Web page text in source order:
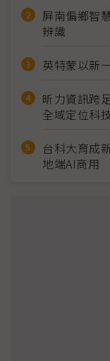
屏南偏鄉智
辨識
英特蒙以新
昕力資訊跨
全域定位科
台科大育成
地端AI商用